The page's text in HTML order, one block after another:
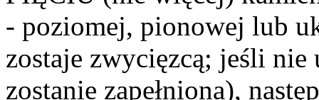
- poziomej, pionowej lub
zostaje zwycięzcą; jeśli
zostanie zapełniona),